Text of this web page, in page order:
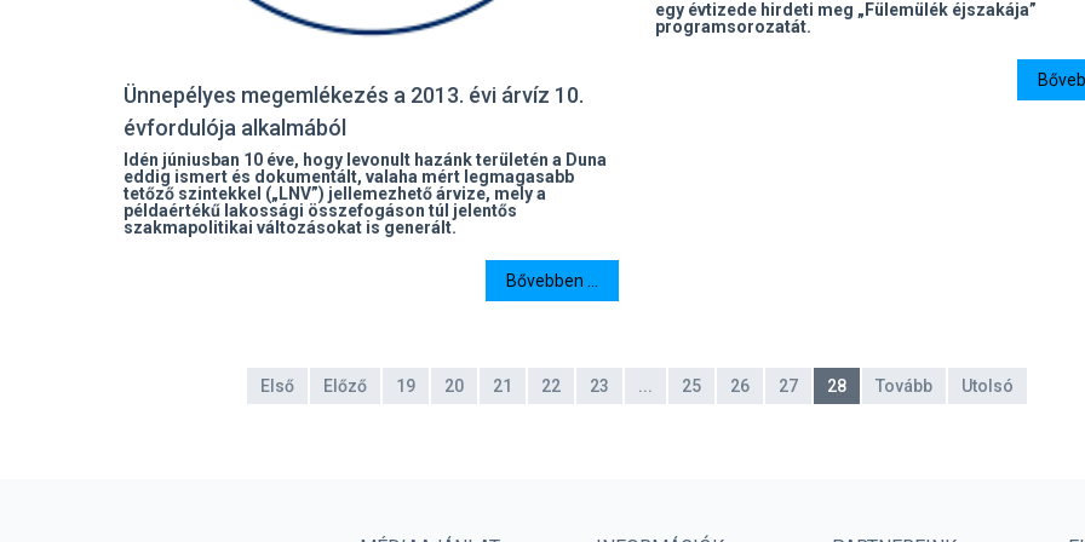
Ünnepélyes megemlékezés a 2013. évi árvíz 10.
évfordulója alkalmából
Idén júniusban 10 éve, hogy levonult hazánk területén a Duna
eddig ismert és dokumentált, valaha mért legmagasabb
tetőző szintekkel („LNV”) jellemezhető árvize, mely a
példaértékű lakossági összefogáson túl jelentős
szakmapolitikai változásokat is generált.
Bővebben ...
egy évtizede hirdeti meg „Fülemülék éjszakája”
programsorozatát.
Első Előző 19 20 21 22 23 ... 25 26 27 28 Tovább Utolsó